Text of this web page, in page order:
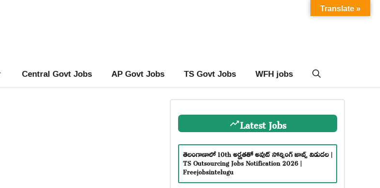
Central Govt Jobs AP Govt Jobs TS Govt Jobs WFH jobs
Latest Jobs
తెలంగాణాలో 10th అర్హతతో అవుట్ సోర్సింగ్ జాబ్స్ విడుదల |
TS Outsourcing Jobs Notification 2026 |
Freejobsintelugu
Translate »